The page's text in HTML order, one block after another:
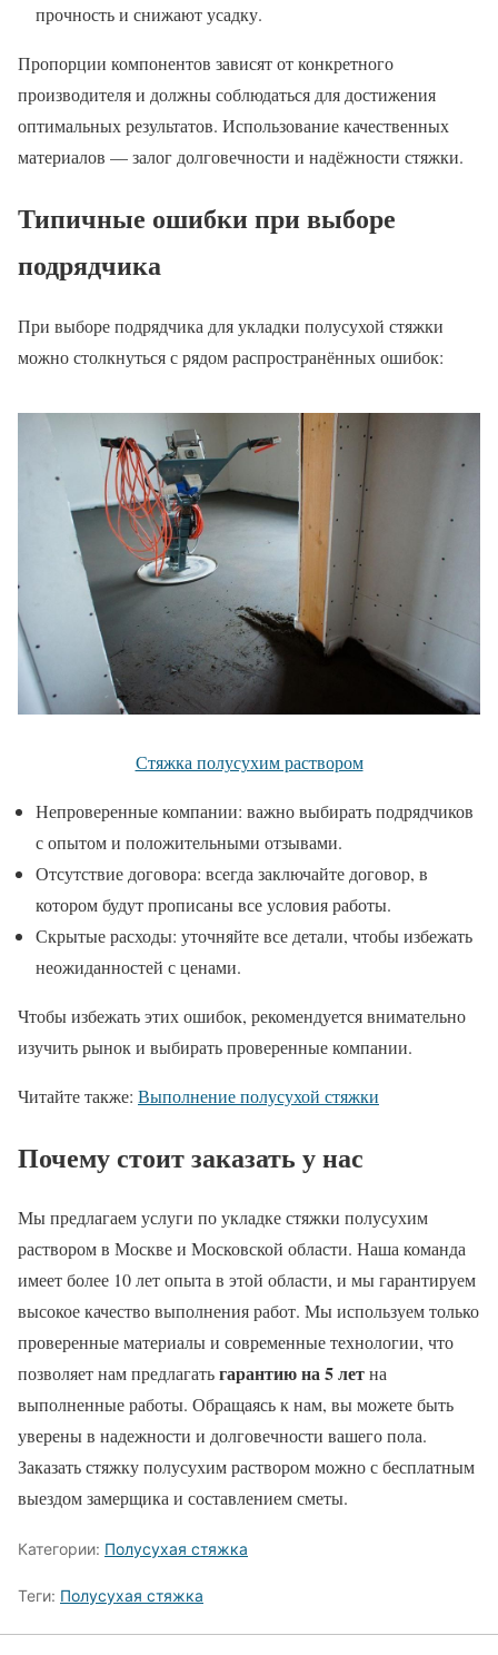
прочность и снижают усадку.
Пропорции компонентов зависят от конкретного
производителя и должны соблюдаться для достижения
оптимальных результатов. Использование качественных
материалов — залог долговечности и надёжности стяжки.
Типичные ошибки при выборе
подрядчика
При выборе подрядчика для укладки полусухой стяжки
можно столкнуться с рядом распространённых ошибок:
Стяжка полусухим раствором
Непроверенные компании: важно выбирать подрядчиков
с опытом и положительными отзывами.
Отсутствие договора: всегда заключайте договор, в
котором будут прописаны все условия работы.
Скрытые расходы: уточняйте все детали, чтобы избежать
неожиданностей с ценами.
Чтобы избежать этих ошибок, рекомендуется внимательно
изучить рынок и выбирать проверенные компании.
Читайте также: Выполнение полусухой стяжки
Почему стоит заказать у нас
Мы предлагаем услуги по укладке стяжки полусухим
раствором в Москве и Московской области. Наша команда
имеет более 10 лет опыта в этой области, и мы гарантируем
высокое качество выполнения работ. Мы используем только
проверенные материалы и современные технологии, что
позволяет нам предлагатьгарантию на 5 летна
выполненные работы. Обращаясь к нам, вы можете быть
уверены в надежности и долговечности вашего пола.
Заказать стяжку полусухим раствором можно с бесплатным
выездом замерщика и составлением сметы.
Категории: Полусухая стяжка
Теги: Полусухая стяжка